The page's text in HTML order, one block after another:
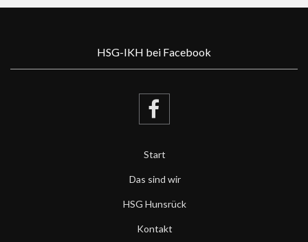
HSG-IKH bei Facebook
Start
Das sind wir
HSG Hunsrück
Kontakt